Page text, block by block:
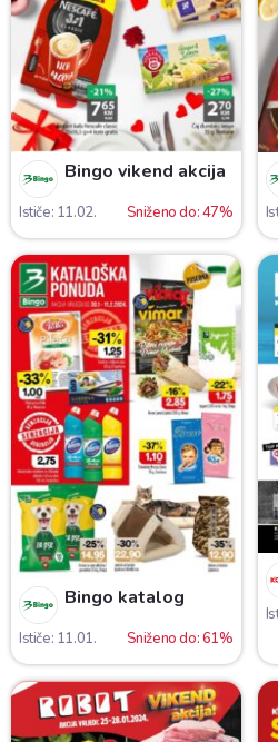
Bingo vikend akcija
Ističe: 11.02. Sniženo do: 47%
Bingo katalog
Ističe: 11.01. Sniženo do: 61%